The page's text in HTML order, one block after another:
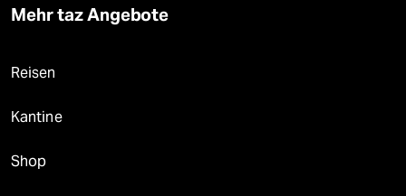
Mehr taz Angebote
Reisen
Kantine
Shop